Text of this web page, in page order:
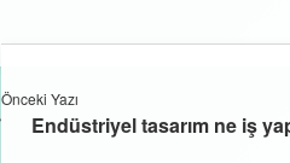
Önceki Yazı
Endüstriyel tasarım ne iş